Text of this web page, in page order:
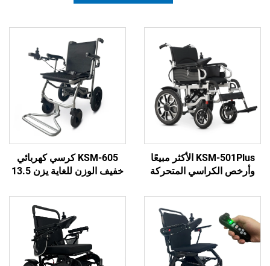
KSM-501Plus الأكثر مبيعًا
المتحركة
قابل للطي
KSM-605 كرسي كهربائي
خفيف الوزن للغاية يزن 13.5
للسفر، قابل للطي ومتين مع